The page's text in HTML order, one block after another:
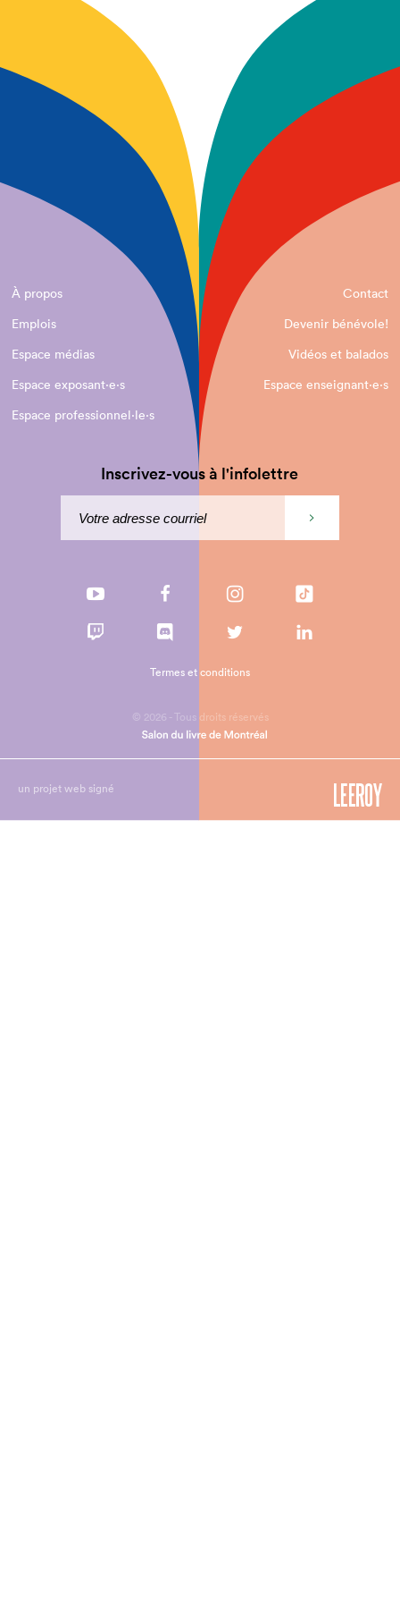
À propos
Contact
Emplois
Devenir bénévole!
Espace médias
Vidéos et balados
Espace exposant·e⋅s
Espace enseignant·e⋅s
Espace professionnel·le⋅s
Inscrivez-vous à l'infolettre
© 2026 - Tous droits réservés
Termes et conditions
un projet web signé